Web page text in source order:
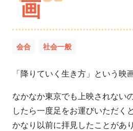
画
会合 社会一般
「降りていく生き方」という映
なかなか東京でも上映されない
したら一度足をお運びいただく
かなり以前に拝見したことがあ